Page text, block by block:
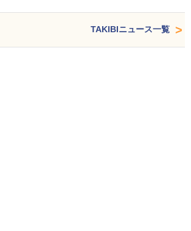
TAKIBIニュース一覧